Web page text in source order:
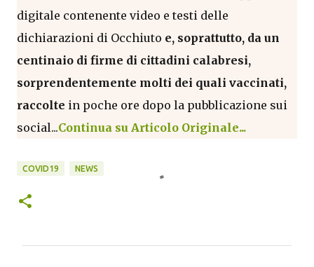
digitale contenente video e testi delle
dichiarazioni di Occhiuto e, soprattutto, da un
centinaio di firme di cittadini calabresi,
sorprendentemente molti dei quali vaccinati,
raccolte in poche ore dopo la pubblicazione sui
social...Continua su Articolo Originale...
COVID19 NEWS